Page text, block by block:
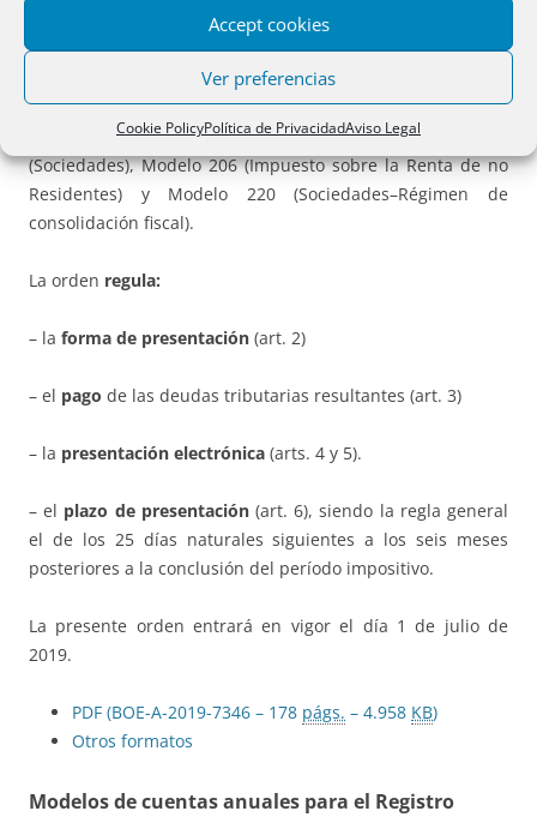
Accept cookies
Ver preferencias
Cookie PolicyPolítica de PrivacidadAviso Legal
a)Declaraciones: Modelo 200 (modelo general) y Modelo
220 (para grupos fiscales).
) Documentos de ingreso o devolución: Modelo 200
(Sociedades), Modelo 206 (Impuesto sobre la Renta de no
Residentes) y Modelo 220 (Sociedades–Régimen de
consolidación fiscal).
La orden regula:
– la forma de presentación (art. 2)
– el pago de las deudas tributarias resultantes (art. 3)
– la presentación electrónica (arts. 4 y 5).
– el plazo de presentación(art. 6), siendo la regla general
el de los 25 días naturales siguientes a los seis meses
posteriores a la conclusión del período impositivo.
La presente orden entrará en vigor el día 1 de julio de
2019.
PDF (BOE-A-2019-7346 – 178 págs. – 4.958 KB)
Otros formatos
Modelos de cuentas anuales para el Registro